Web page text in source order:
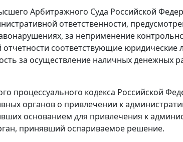
Арбитражного Суда Российской
ответственности,
за неприменение
отчетности соответствующие
за осуществление наличных денежных
процессуального кодекса Российской
органов о привлечении к
основанием для привлечения к
принявший оспариваемое решение.